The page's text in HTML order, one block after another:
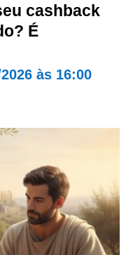
cashback
É
às 16:00